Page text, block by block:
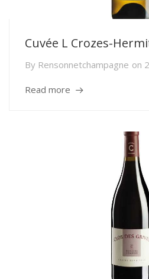
Cuvée L Crozes-
By Rensonnetchampagne on
Read more